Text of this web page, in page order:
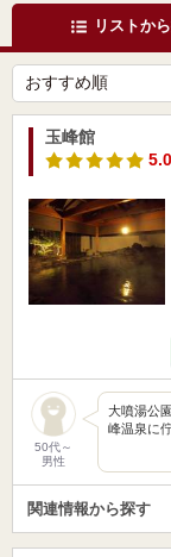
リストか
玉峰館
50代～
男性
大噴湯公
峰温泉に
関連情報から探す